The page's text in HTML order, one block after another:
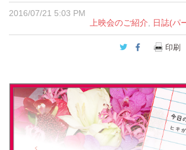
2016/07/21 5:03 PM
上映会のご紹介
日誌(パ
Twitter
Facebook
印刷